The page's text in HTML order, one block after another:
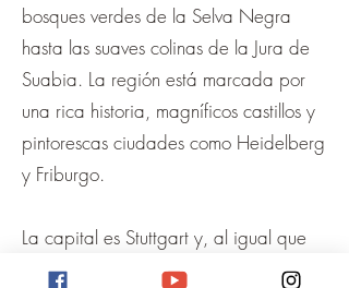
bosques verdes de la Selva Negra
hasta las suaves colinas de la Jura de
Suabia. La región está marcada por
una rica historia, magníficos castillos y
pintorescas ciudades como Heidelberg
y Friburgo.
La capital es Stuttgart y, al igual que
Mannheim y otras ciudades, ofrece